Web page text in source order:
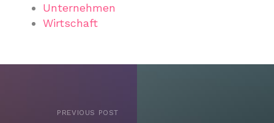
Unternehmen
Wirtschaft
PREVIOUS POST